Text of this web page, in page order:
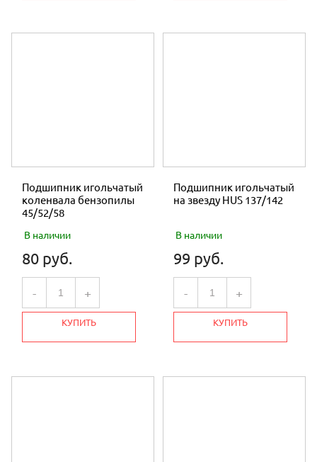
Подшипник игольчатый
коленвала бензопилы
45/52/58
В наличии
80 руб.
- +
КУПИТЬ
Подшипник игольчатый
на звезду HUS 137/142
В наличии
99 руб.
- +
КУПИТЬ